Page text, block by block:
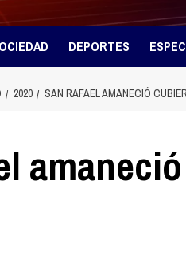
DEPORTES
2020 SAN RAFAEL AMANECIÓ